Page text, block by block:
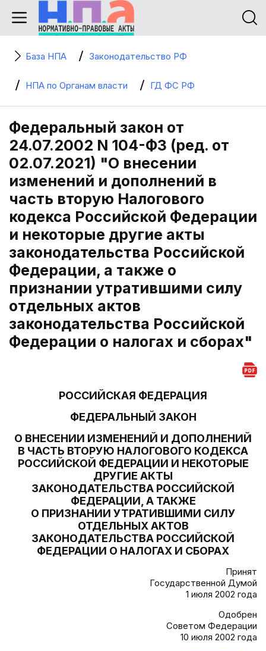
База НПА Законодательство РФ
НПА по Органам власти ГД ФС РФ
Федеральный закон от
24.07.2002 N 104-ФЗ (ред. от
02.07.2021) "О внесении
изменений и дополнений в
часть вторую Налогового
кодекса Российской Федерации
и некоторые другие акты
законодательства Российской
Федерации, а также о
признании утратившими силу
отдельных актов
законодательства Российской
Федерации о налогах и сборах"
РОССИЙСКАЯ ФЕДЕРАЦИЯ
ФЕДЕРАЛЬНЫЙ ЗАКОН
О ВНЕСЕНИИ ИЗМЕНЕНИЙ И ДОПОЛНЕНИЙ
В ЧАСТЬ ВТОРУЮ НАЛОГОВОГО КОДЕКСА
РОССИЙСКОЙ ФЕДЕРАЦИИ И НЕКОТОРЫЕ
ДРУГИЕ АКТЫ
ЗАКОНОДАТЕЛЬСТВА РОССИЙСКОЙ
ФЕДЕРАЦИИ, А ТАКЖЕ
О ПРИЗНАНИИ УТРАТИВШИМИ СИЛУ
ОТДЕЛЬНЫХ АКТОВ
ЗАКОНОДАТЕЛЬСТВА РОССИЙСКОЙ
ФЕДЕРАЦИИ О НАЛОГАХ И СБОРАХ
Принят
Государственной Думой
1 июля 2002 года
Одобрен
Советом Федерации
10 июля 2002 года